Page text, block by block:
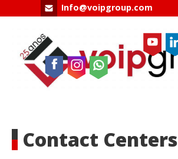
Info@voipgroup.com
Contact Centers